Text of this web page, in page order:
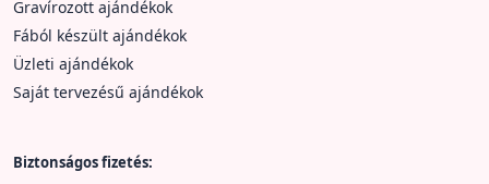
Gravírozott ajándékok
Fából készült ajándékok
Üzleti ajándékok
Saját tervezésű ajándékok
Biztonságos fizetés: